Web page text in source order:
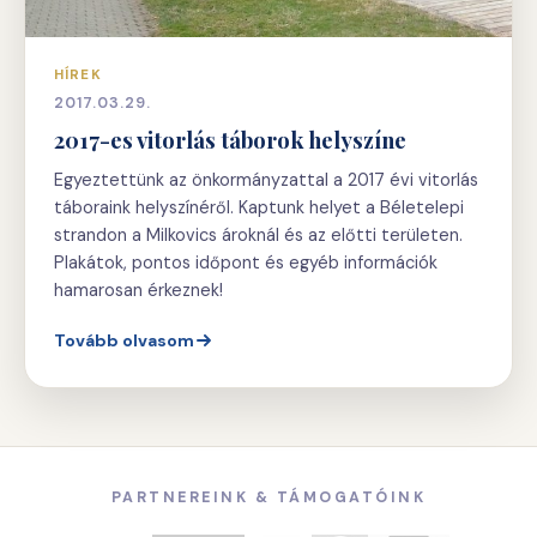
HÍREK
2017.03.29.
2017-es vitorlás táborok helyszíne
Egyeztettünk az önkormányzattal a 2017 évi vitorlás
táboraink helyszínéről. Kaptunk helyet a Béletelepi
strandon a Milkovics ároknál és az előtti területen.
Plakátok, pontos időpont és egyéb információk
hamarosan érkeznek!
Tovább olvasom
PARTNEREINK & TÁMOGATÓINK